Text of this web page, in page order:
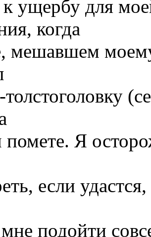
ущербу для
когда
мешавшем
толстоголовку
помете. Я
если
подойти